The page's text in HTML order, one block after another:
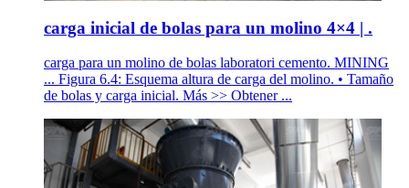
carga inicial de bolas para un molino 4×4 | .
carga para un molino de bolas laboratori cemento. MINING
... Figura 6.4: Esquema altura de carga del molino. • Tamaño
de bolas y carga inicial. Más >> Obtener ...